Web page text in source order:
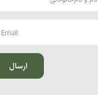
ارسال